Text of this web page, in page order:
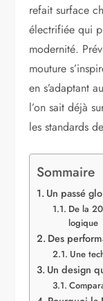
refait surface
électrifiée qui
modernité.
mouture
en s’adaptant
l’on sait déjà
les standards
Sommaire
Un passé
De la
logique
Des
Une
Un design